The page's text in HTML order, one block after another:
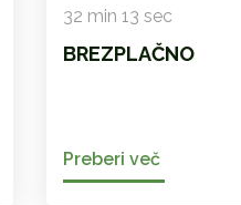
32 min 13 sec
BREZPLAČNO
Preberi več